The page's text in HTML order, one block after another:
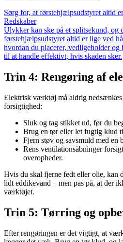
Sørg for, at førstehjælpsudstyret altid
Redskaber
Ulykker kan ske på et splitsekund, og
førstehjælpsudstyret altid er lige ved
hvordan du placerer, vedligeholder og
til at handle effektivt, hvis skaden sker.
Trin 4: Rengøring af
Elektrisk værktøj må aldrig
forsigtighed:
Sluk og tag stikket ud, før du
Brug en tør eller let fugtig klud
Fjern støv og savsmuld med en
Rens ventilationsåbninger
overopheder.
Hvis du skal fjerne fedt eller olie, kan
lidt eddikevand – men pas på, at der
værktøjet.
Trin 5: Tørring og
Efter rengøringen er det vigtigt, at